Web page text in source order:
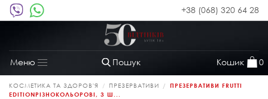
+38 (068) 320 64 28
Пошук Кошик 0
Меню
Toggle
navigation
КОСМЕТИКА ТА ЗДОРОВ'Я ПРЕЗЕРВАТИВИ
ПРЕЗЕРВАТИВИ FRUTTI
EDITIONРІЗНОКОЛЬОРОВІ, 3 Ш...